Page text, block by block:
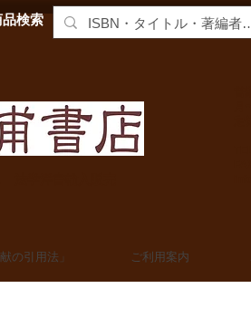
品検索
の引用法」 ご利用案内